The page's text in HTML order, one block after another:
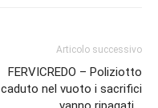
Articolo successivo
FERVICREDO – Poliziotto
caduto nel vuoto i sacrifici